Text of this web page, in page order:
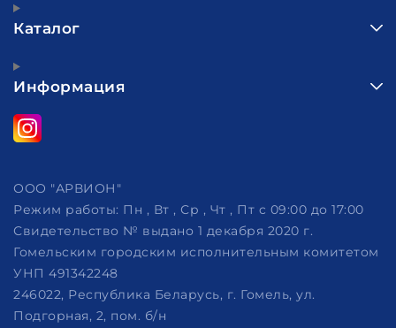
Каталог
Информация
ООО "АРВИОН"
Режим работы: Пн , Вт , Ср , Чт , Пт c 09:00 до 17:00
Свидетельство № выдано 1 декабря 2020 г.
Гомельским городским исполнительным комитетом
УНП 491342248
246022, Республика Беларусь, г. Гомель, ул.
Подгорная, 2, пом. б/н